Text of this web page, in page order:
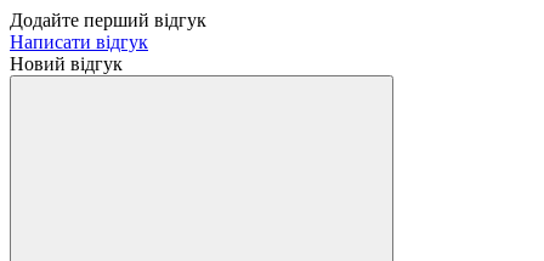
Додайте перший відгук
Написати відгук
Новий відгук